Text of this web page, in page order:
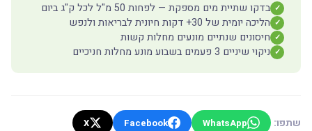
✓ בדקו שתיית מים מספקת — לפחות 50 מ"ל לכל ק"ג ביום
✓ הליכה יומית של 30+ דקות חיונית לבריאות ולנפש
✓ חיסונים שנתיים מונעים מחלות קשות
✓ ניקוי שיניים 3 פעמים בשבוע מונע מחלות חניכיים
שתפו: WhatsApp
Facebook
X